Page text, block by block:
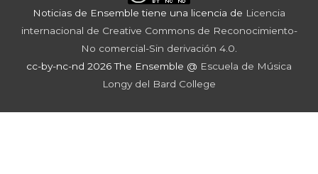
Noticias de Ensemble tiene una licencia de Licencia
internacional de Creative Commons de Reconocimiento-
No comercial-Sin derivación 4.0
cc-by-nc-nd 2026 The Ensemble @ Escuela de Música
Longy del Bard College